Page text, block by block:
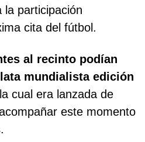
la participación
cita del fútbol.
al recinto podían
mundialista edición
cual era lanzada de
este momento